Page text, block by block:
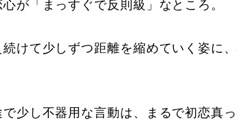
が「まっすぐで反則級」なところ。
けて少しずつ距離を縮めていく姿に
少し不器用な言動は、まるで初恋真っ